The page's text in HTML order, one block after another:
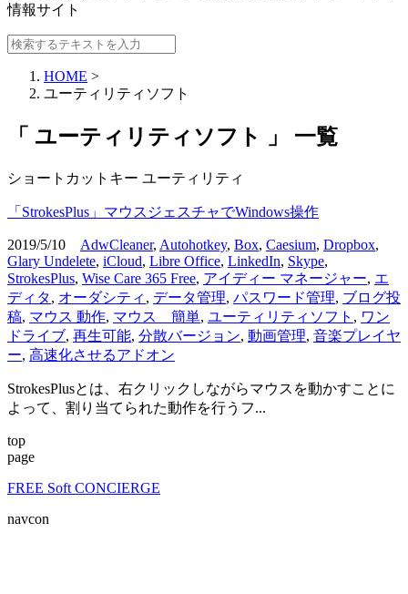
情報サイト
HOME >
ユーティリティソフト
「 ユーティリティソフト 」 一覧
ショートカットキー ユーティリティ
「StrokesPlus」マウスジェスチャでWindows操作
2019/5/10 AdwCleaner, Autohotkey, Box, Caesium, Dropbox,
Glary Undelete, iCloud, Libre Office, LinkedIn, Skype,
StrokesPlus, Wise Care 365 Free, アイディー マネージャー, エ
ディタ, オーダシティ , データ管理, パスワード管理, ブログ投
稿, マウス 動作, マウス 簡単, ユーティリティソフト , ワン
ドライブ, 再生可能, 分散バージョン, 動画管理, 音楽プレイヤ
ー, 高速化させるアドオン
StrokesPlusとは、右クリックしながらマウスを動かすことに
よって、割り当てられた動作を行うフ...
top
page
FREE Soft CONCIERGE
navcon